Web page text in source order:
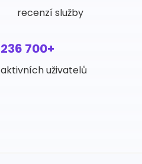
recenzí služby
236 700+
aktivních uživatelů